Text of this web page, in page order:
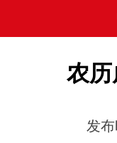
农
发